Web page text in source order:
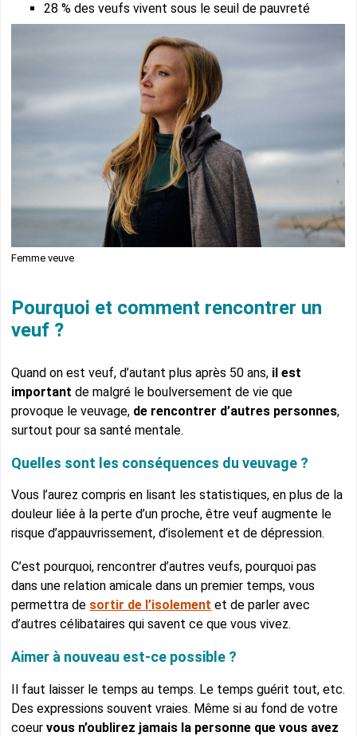
28 % des veufs vivent sous le seuil de pauvreté
Femme veuve
Pourquoi et comment rencontrer un
veuf ?
Quand on est veuf, d’autant plus après 50 ans, il est
important de malgré le boulversement de vie que
provoque le veuvage, de rencontrer d’autres personnes,
surtout pour sa santé mentale.
Quelles sont les conséquences du veuvage ?
Vous l’aurez compris en lisant les statistiques, en plus de la
douleur liée à la perte d’un proche, être veuf augmente le
risque d’appauvrissement, d’isolement et de dépression.
C’est pourquoi, rencontrer d’autres veufs, pourquoi pas
dans une relation amicale dans un premier temps, vous
permettra de sortir de l’isolement et de parler avec
d’autres célibataires qui savent ce que vous vivez.
Aimer à nouveau est-ce possible ?
Il faut laisser le temps au temps. Le temps guérit tout, etc.
Des expressions souvent vraies. Même si au fond de votre
coeurvous n’oublirez jamais la personne que vous avez